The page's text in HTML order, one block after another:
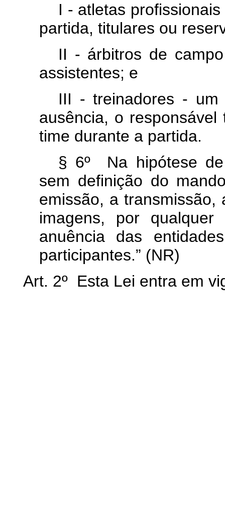
I - atletas
partida, titulares ou
II - árbitros de
assistentes; e
III - treinadores -
ausência, o
time durante a partida.
§ 6º Na hipótese de
sem definição do
emissão, a
imagens, por
anuência das
participantes.” (NR)
Art. 2º Esta Lei entra em